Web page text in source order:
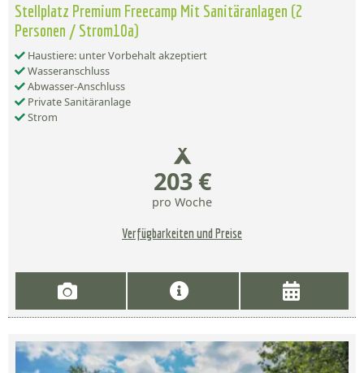
Stellplatz Premium Freecamp Mit Sanitäranlagen (2
Personen / Strom10a)
Haustiere: unter Vorbehalt akzeptiert
Wasseranschluss
Abwasser-Anschluss
Private Sanitäranlage
Strom
203 €
pro Woche
Verfügbarkeiten und Preise